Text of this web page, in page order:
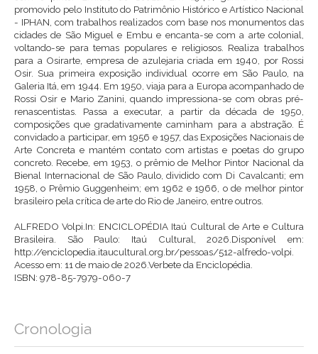
promovido pelo Instituto do Patrimônio Histórico e Artístico Nacional
- IPHAN, com trabalhos realizados com base nos monumentos das
cidades de São Miguel e Embu e encanta-se com a arte colonial,
voltando-se para temas populares e religiosos. Realiza trabalhos
para a Osirarte, empresa de azulejaria criada em 1940, por Rossi
Osir. Sua primeira exposição individual ocorre em São Paulo, na
Galeria Itá, em 1944. Em 1950, viaja para a Europa acompanhado de
Rossi Osir e Mario Zanini, quando impressiona-se com obras pré-
renascentistas. Passa a executar, a partir da década de 1950,
composições que gradativamente caminham para a abstração. É
convidado a participar, em 1956 e 1957, das Exposições Nacionais de
Arte Concreta e mantém contato com artistas e poetas do grupo
concreto. Recebe, em 1953, o prêmio de Melhor Pintor Nacional da
Bienal Internacional de São Paulo, dividido com Di Cavalcanti; em
1958, o Prêmio Guggenheim; em 1962 e 1966, o de melhor pintor
brasileiro pela crítica de arte do Rio de Janeiro, entre outros.
ALFREDO Volpi.In: ENCICLOPÉDIA Itaú Cultural de Arte e Cultura
Brasileira. São Paulo: Itaú Cultural, 2026.Disponível em:
http://enciclopedia.itaucultural.org.br/pessoas/512-alfredo-volpi
Acesso em: 11 de maio de 2026.Verbete da Enciclopédia.
ISBN: 978-85-7979-060-7
Cronologia